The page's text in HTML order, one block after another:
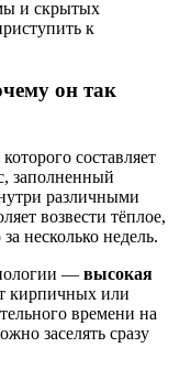
и скрытых
к
он так
составляет
заполненный
различными
возвести тёплое,
несколько недель.
— высокая
кирпичных или
времени на
заселять сразу